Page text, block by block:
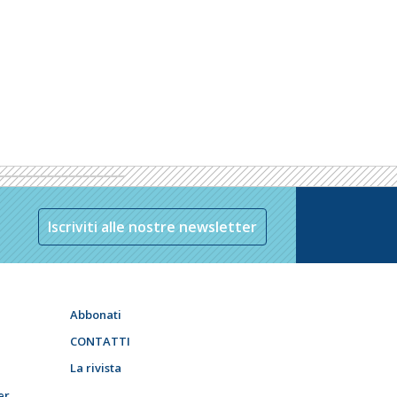
Iscriviti alle nostre newsletter
Abbonati
CONTATTI
La rivista